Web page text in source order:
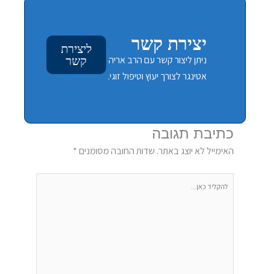
יצירת קשר
ניתן ליצור קשר עם הרב אריה
אטינגר לצורך יעוץ וטיפול זוגי.
ליצירת
קשר
כתיבת תגובה
האימייל לא יוצג באתר. שדות החובה מסומנים*
להקליד